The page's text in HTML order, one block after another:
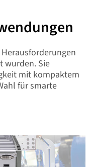
wurden. Sie
mit kompaktem
für smarte